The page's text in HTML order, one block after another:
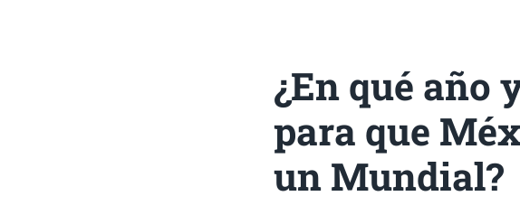
¿En qué año
para que
un Mundial?